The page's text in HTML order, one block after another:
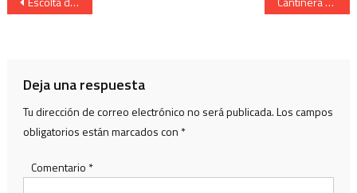
Deja una respuesta
Tu dirección de correo electrónico no será publicada.Los campos
obligatorios están marcados con *
Comentario *